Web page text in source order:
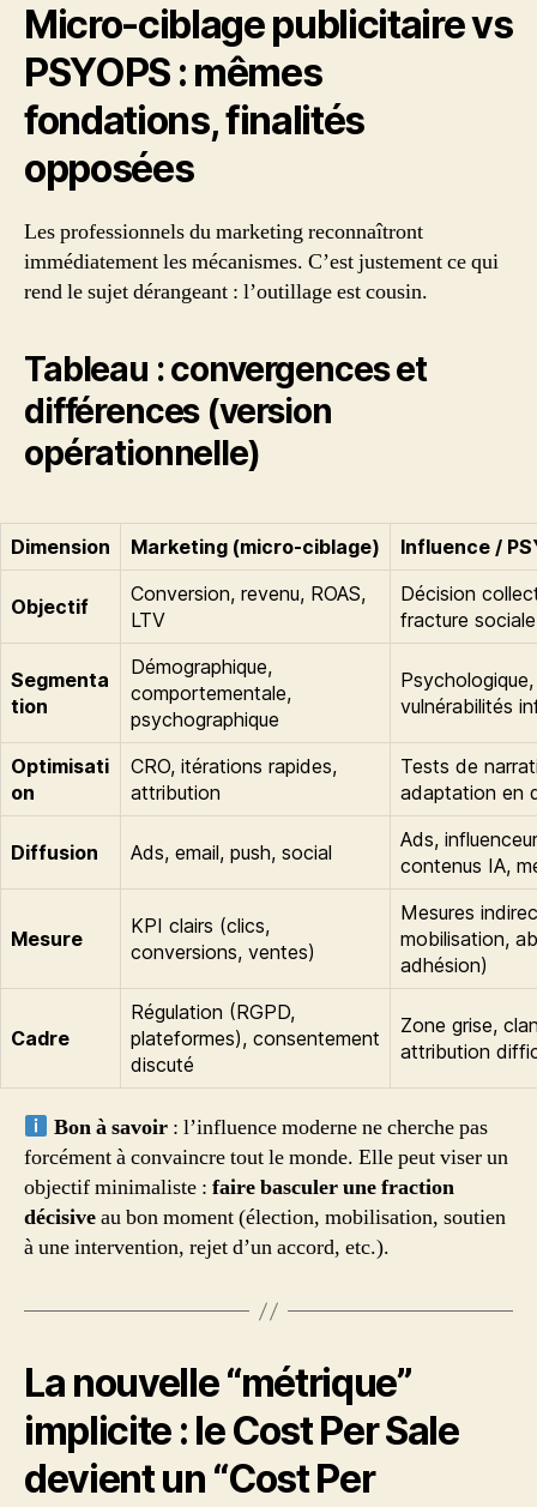
Micro-ciblage publicitaire vs
PSYOPS : mêmes
fondations, finalités
opposées
Les professionnels du marketing reconnaîtront
immédiatement les mécanismes. C’est justement ce qui
rend le sujet dérangeant : l’outillage est cousin.
Tableau : convergences et
différences (version
opérationnelle)
Dimension Marketing (micro-ciblage) Influence /
Objectif
Conversion, revenu, ROAS,
LTV
Décision
fracture
Segmenta
tion
Démographique,
comportementale,
psychographique
vulnérabilités
Optimisati
on
CRO, itérations rapides,
attribution
Tests de
adaptation en
Diffusion Ads, email, push, social
Ads,
contenus IA,
Mesure
KPI clairs (clics,
conversions, ventes)
Mesures
mobilisation,
adhésion)
Cadre
Régulation (RGPD,
plateformes), consentement
discuté
Zone grise,
attribution
Bon à savoir: l’influence moderne ne cherche pas
forcément à convaincre tout le monde. Elle peut viser un
objectif minimaliste : faire basculer une fraction
décisiveau bon moment (élection, mobilisation, soutien
à une intervention, rejet d’un accord, etc.).
La nouvelle “métrique”
implicite : le Cost Per Sale
devient un “Cost Per